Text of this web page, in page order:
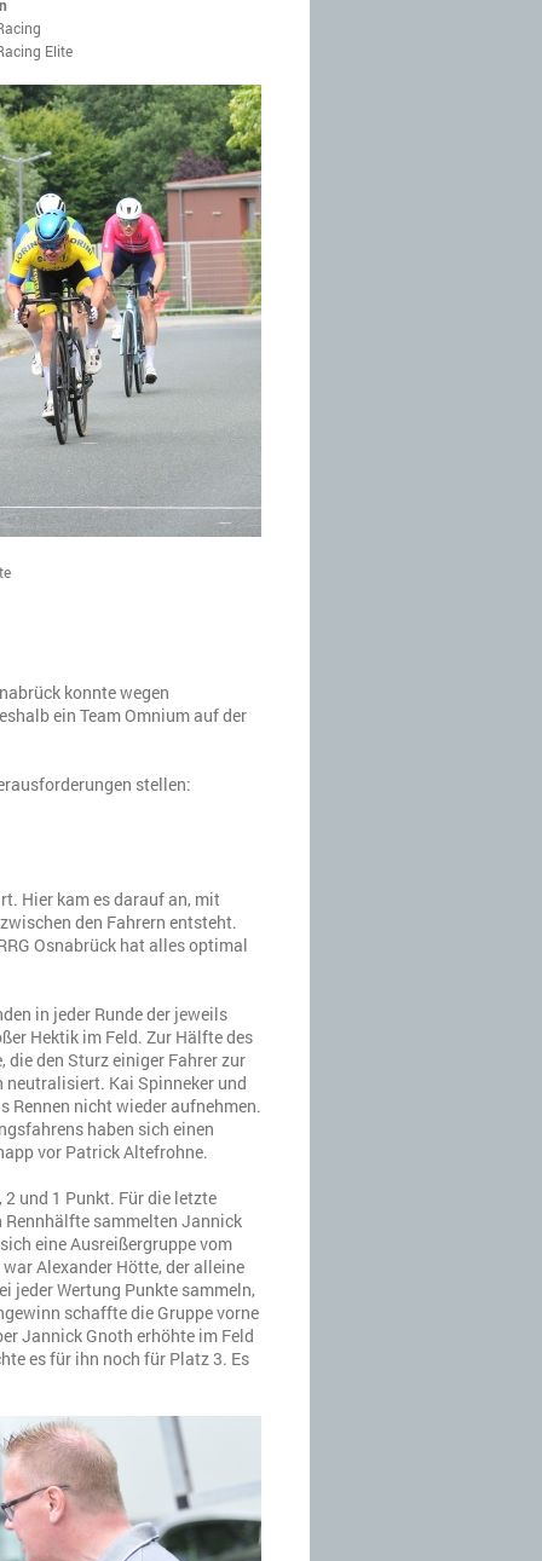
Elite
konnte wegen
ein Team Omnium auf der
stellen:
Hier kam es darauf an, mit
den Fahrern entsteht.
Osnabrück hat alles optimal
in jeder Runde der jeweils
Hektik im Feld. Zur Hälfte des
die den Sturz einiger Fahrer zur
neutralisiert. Kai Spinneker und
Rennen nicht wieder aufnehmen.
haben sich einen
vor Patrick Altefrohne.
und 1 Punkt. Für die letzte
Rennhälfte sammelten Jannick
eine Ausreißergruppe vom
Alexander Hötte, der alleine
jeder Wertung Punkte sammeln,
schaffte die Gruppe vorne
Jannick Gnoth erhöhte im Feld
es für ihn noch für Platz 3. Es